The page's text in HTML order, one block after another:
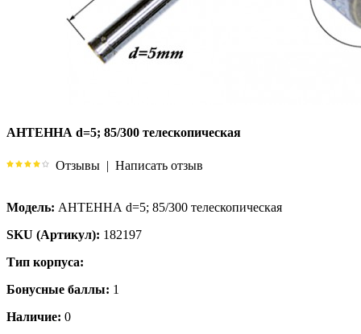
АНТЕННА d=5; 85/300 телескопическая
Отзывы | Написать отзыв
Модель: АНТЕННА d=5; 85/300 телескопическая
SKU (Артикул): 182197
Тип корпуса:
Бонусные баллы: 1
Наличие: 0